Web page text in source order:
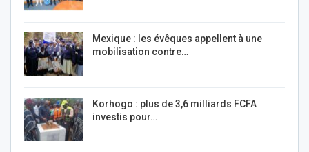
Mexique : les évêques appellent à une
mobilisation contre…
Korhogo : plus de 3,6 milliards FCFA
investis pour…